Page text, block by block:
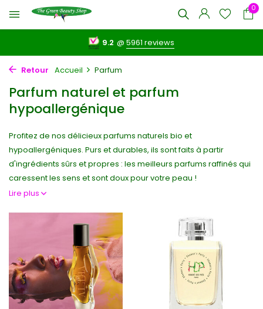
0
9.2 @5961 reviews
Retour Accueil Parfum
Parfum naturel et parfum
hypoallergénique
Profitez de nos délicieux parfums naturels bio et
hypoallergéniques. Purs et durables, ils sont faits à partir
d'ingrédients sûrs et propres : les meilleurs parfums raffinés qui
caressent les sens et sont doux pour votre peau !
Lire plus